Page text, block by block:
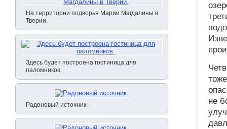
На территории подворья Марии Магдалины в
Тверии.
Здесь будет построена гостиница для
паломников.
Радоновый источник.
не